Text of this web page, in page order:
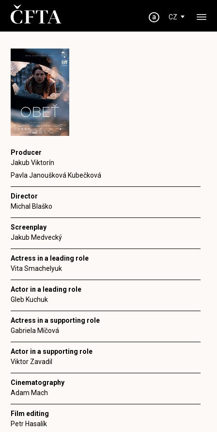
CZ
Producer
Jakub Viktorín
Pavla Janoušková Kubečková
Director
Michal Blaško
Screenplay
Jakub Medvecký
Actress in a leading role
Vita Smachelyuk
Actor in a leading role
Gleb Kuchuk
Actress in a supporting role
Gabriela Míčová
Actor in a supporting role
Viktor Zavadil
Cinematography
Adam Mach
Film editing
Petr Hasalík